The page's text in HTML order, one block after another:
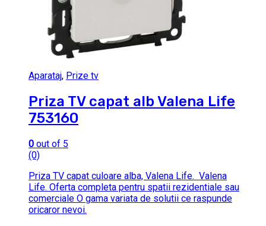
Aparataj, Prize tv
Priza TV capat alb Valena Life
753160
0 out of 5
(0)
Priza TV capat culoare alba, Valena Life. Valena
Life. Oferta completa pentru spatii rezidentiale sau
comerciale O gama variata de solutii ce raspunde
oricaror nevoi.